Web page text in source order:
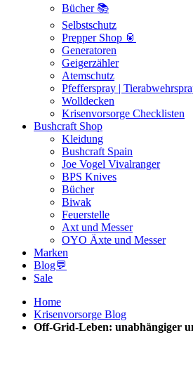
Bücher 📚
Selbstschutz
Prepper Shop 🥫
Generatoren
Geigerzähler
Atemschutz
Pfefferspray |
Wolldecken
Krisenvorsorge Checklisten
Bushcraft Shop
Kleidung
Bushcraft Spain
Joe Vogel Vivalranger
BPS Knives
Bücher
Biwak
Feuerstelle
Axt und Messer
OYO Äxte und Messer
Marken
Blog💬
Sale
Home
Krisenvorsorge Blog
Off-Grid-Leben: unabhängiger